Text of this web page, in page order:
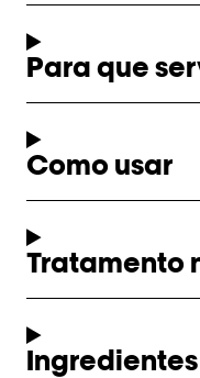
Para que
Como usar
Tratamento
Ingredientes